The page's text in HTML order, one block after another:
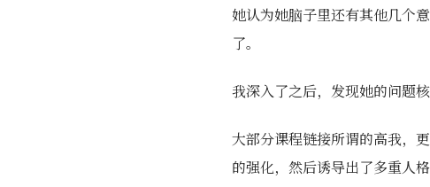
她认为她脑子里还有其他几个
了。
我深入了之后，发现她的问题
大部分课程链接所谓的高我，
的强化，然后诱导出了多重人格